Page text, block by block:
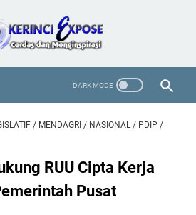
/ MENDAGRI / NASIONAL / PDIP /
RUU Cipta Kerja
Pusat